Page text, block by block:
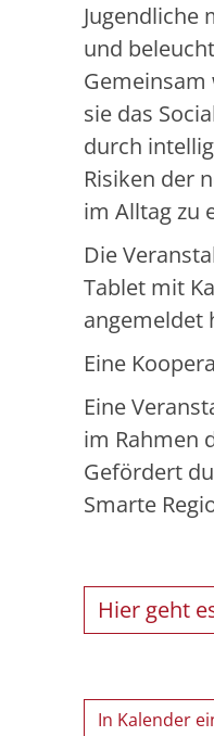
Jugendliche
und
sie das
durch
Risiken der
im Alltag zu
Die
Tablet mit
angemeldet
Eine
Eine
im Rahmen
Gefördert
Smarte
Hier geht
In Kalender